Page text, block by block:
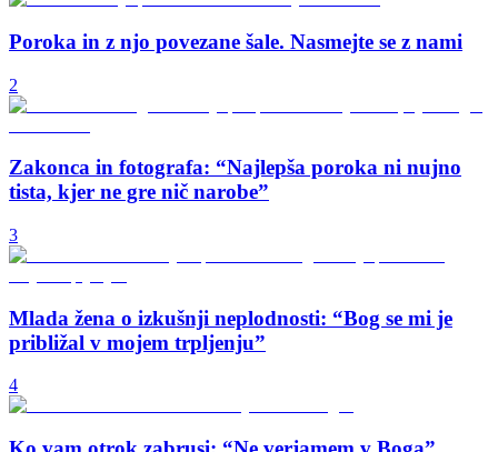
Poroka in z njo povezane šale. Nasmejte se z nami
2
Zakonca in fotografa: “Najlepša poroka ni nujno
tista, kjer ne gre nič narobe”
3
Mlada žena o izkušnji neplodnosti: “Bog se mi je
približal v mojem trpljenju”
4